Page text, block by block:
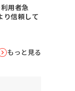
用者急
信頼して
もっと見る